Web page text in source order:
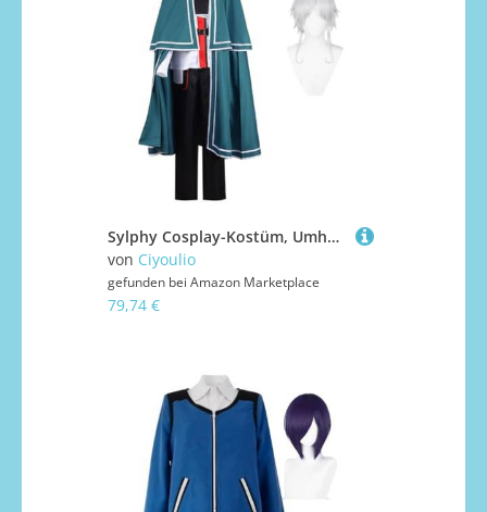
Sylphy Cosplay-Kostüm, Umhang, Mantel, Uniform, komplettes Set mit Perücke, Sylphy-Anime-Kostüm, Rollenspiel-Outfits, Halloween, Comic-Con-Performance, Verkleidungsanzug
von Ciyoulio
gefunden bei Amazon Marketplace
79,74 €